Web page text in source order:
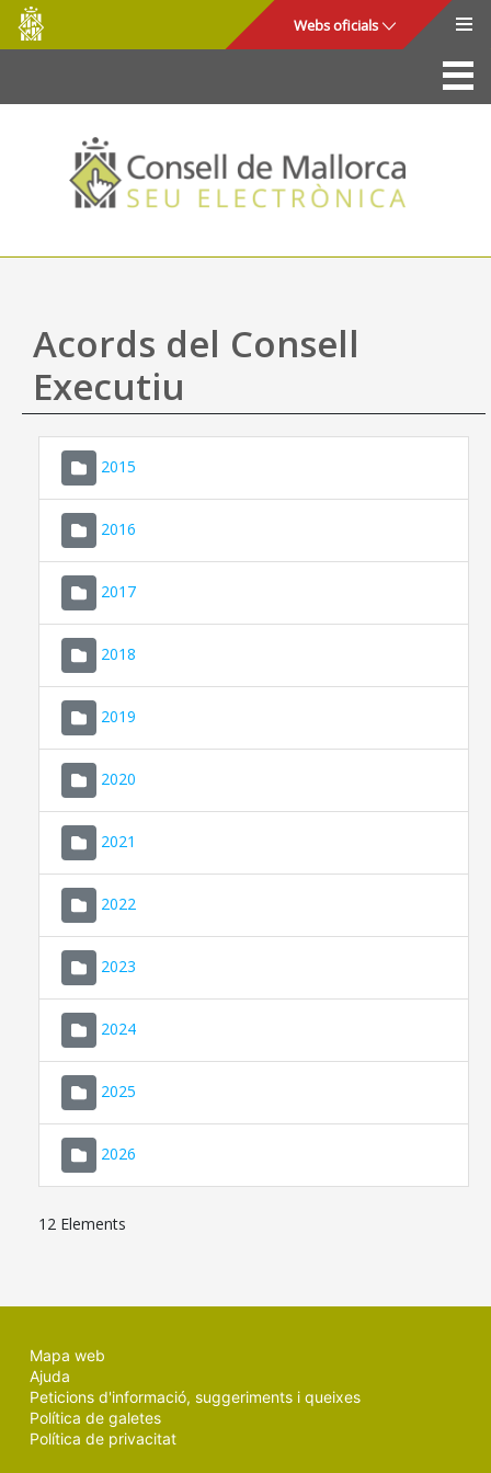
Salta al contingut principal
Consell
de
Mallorca
Webs oficials
La Seu
Consell de Mallorca
Accés i seguretat
Utilitats
Ajuda
Acords del Consell
Executiu
2015
2016
2017
2018
2019
2020
2021
2022
2023
2024
2025
2026
12 Elements
Mapa web
Ajuda
Peticions d'informació, suggeriments i queixes
Política de galetes
Política de privacitat